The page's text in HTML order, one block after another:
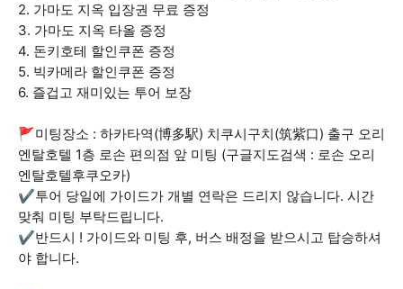
2. 가마도 지옥 입장권 무료 증정
3. 가마도 지옥 타올 증정
4. 돈키호테 할인쿠폰 증정
5. 빅카메라 할인쿠폰 증정
6. 즐겁고 재미있는 투어 보장
🚩미팅장소 : 하카타역(博多駅) 치쿠시구치(筑紫口) 출구 오리
엔탈호텔 1층 로손 편의점 앞 미팅 (구글지도검색 : 로손 오리
엔탈호텔후쿠오카)
✔️투어 당일에 가이드가 개별 연락은 드리지 않습니다. 시간
맞춰 미팅 부탁드립니다.
✔️반드시 ! 가이드와 미팅 후, 버스 배정을 받으시고 탑승하셔
야 합니다.